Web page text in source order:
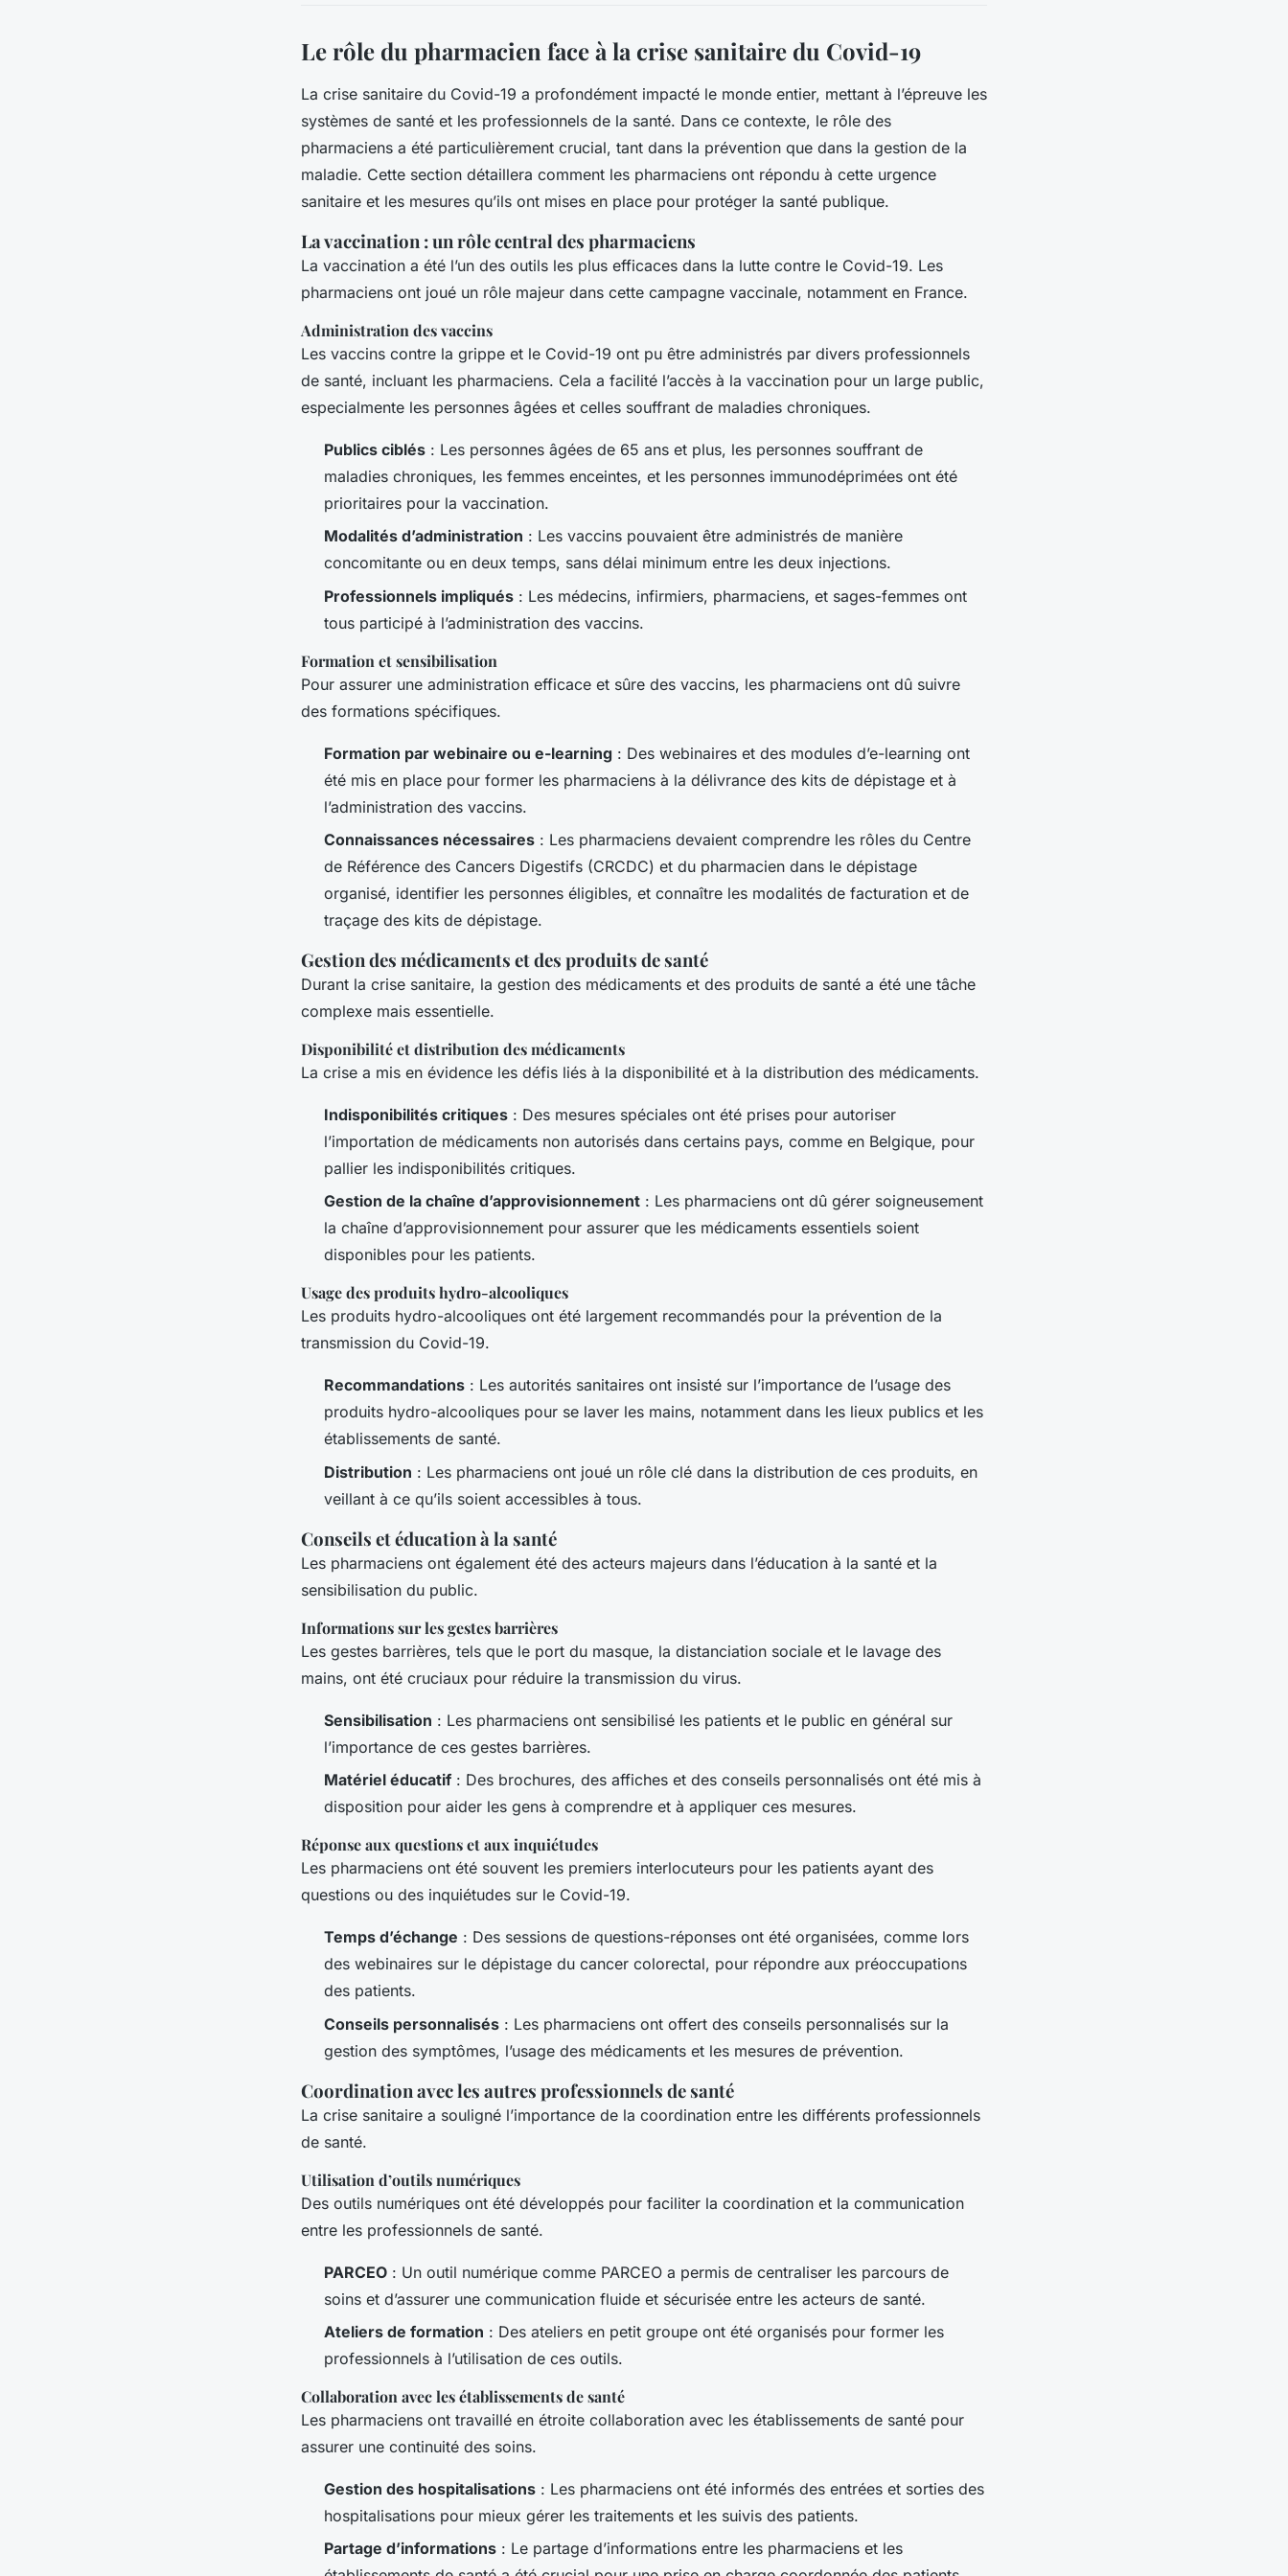
Le rôle du pharmacien face à la crise sanitaire du Covid-19
La crise sanitaire du Covid-19 a profondément impacté le monde entier, mettant à l’épreuve les
systèmes de santé et les professionnels de la santé. Dans ce contexte, le rôle des
pharmaciens a été particulièrement crucial, tant dans la prévention que dans la gestion de la
maladie. Cette section détaillera comment les pharmaciens ont répondu à cette urgence
sanitaire et les mesures qu’ils ont mises en place pour protéger la santé publique.
La vaccination : un rôle central des pharmaciens
La vaccination a été l’un des outils les plus efficaces dans la lutte contre le Covid-19. Les
pharmaciens ont joué un rôle majeur dans cette campagne vaccinale, notamment en France.
Administration des vaccins
Les vaccins contre la grippe et le Covid-19 ont pu être administrés par divers professionnels
de santé, incluant les pharmaciens. Cela a facilité l’accès à la vaccination pour un large public,
especialmente les personnes âgées et celles souffrant de maladies chroniques.
Publics ciblés : Les personnes âgées de 65 ans et plus, les personnes souffrant de
maladies chroniques, les femmes enceintes, et les personnes immunodéprimées ont été
prioritaires pour la vaccination.
Modalités d’administration : Les vaccins pouvaient être administrés de manière
concomitante ou en deux temps, sans délai minimum entre les deux injections.
Professionnels impliqués : Les médecins, infirmiers, pharmaciens, et sages-femmes ont
tous participé à l’administration des vaccins.
Formation et sensibilisation
Pour assurer une administration efficace et sûre des vaccins, les pharmaciens ont dû suivre
des formations spécifiques.
Formation par webinaire ou e-learning : Des webinaires et des modules d’e-learning ont
été mis en place pour former les pharmaciens à la délivrance des kits de dépistage et à
l’administration des vaccins.
Connaissances nécessaires : Les pharmaciens devaient comprendre les rôles du Centre
de Référence des Cancers Digestifs (CRCDC) et du pharmacien dans le dépistage
organisé, identifier les personnes éligibles, et connaître les modalités de facturation et de
traçage des kits de dépistage.
Gestion des médicaments et des produits de santé
Durant la crise sanitaire, la gestion des médicaments et des produits de santé a été une tâche
complexe mais essentielle.
Disponibilité et distribution des médicaments
La crise a mis en évidence les défis liés à la disponibilité et à la distribution des médicaments.
Indisponibilités critiques : Des mesures spéciales ont été prises pour autoriser
l’importation de médicaments non autorisés dans certains pays, comme en Belgique, pour
pallier les indisponibilités critiques.
Gestion de la chaîne d’approvisionnement : Les pharmaciens ont dû gérer soigneusement
la chaîne d’approvisionnement pour assurer que les médicaments essentiels soient
disponibles pour les patients.
Usage des produits hydro-alcooliques
Les produits hydro-alcooliques ont été largement recommandés pour la prévention de la
transmission du Covid-19.
Recommandations : Les autorités sanitaires ont insisté sur l’importance de l’usage des
produits hydro-alcooliques pour se laver les mains, notamment dans les lieux publics et les
établissements de santé.
Distribution : Les pharmaciens ont joué un rôle clé dans la distribution de ces produits, en
veillant à ce qu’ils soient accessibles à tous.
Conseils et éducation à la santé
Les pharmaciens ont également été des acteurs majeurs dans l’éducation à la santé et la
sensibilisation du public.
Informations sur les gestes barrières
Les gestes barrières, tels que le port du masque, la distanciation sociale et le lavage des
mains, ont été cruciaux pour réduire la transmission du virus.
Sensibilisation : Les pharmaciens ont sensibilisé les patients et le public en général sur
l’importance de ces gestes barrières.
Matériel éducatif : Des brochures, des affiches et des conseils personnalisés ont été mis à
disposition pour aider les gens à comprendre et à appliquer ces mesures.
Réponse aux questions et aux inquiétudes
Les pharmaciens ont été souvent les premiers interlocuteurs pour les patients ayant des
questions ou des inquiétudes sur le Covid-19.
Temps d’échange : Des sessions de questions-réponses ont été organisées, comme lors
des webinaires sur le dépistage du cancer colorectal, pour répondre aux préoccupations
des patients.
Conseils personnalisés : Les pharmaciens ont offert des conseils personnalisés sur la
gestion des symptômes, l’usage des médicaments et les mesures de prévention.
Coordination avec les autres professionnels de santé
La crise sanitaire a souligné l’importance de la coordination entre les différents professionnels
de santé.
Utilisation d’outils numériques
Des outils numériques ont été développés pour faciliter la coordination et la communication
entre les professionnels de santé.
PARCEO : Un outil numérique comme PARCEO a permis de centraliser les parcours de
soins et d’assurer une communication fluide et sécurisée entre les acteurs de santé.
Ateliers de formation : Des ateliers en petit groupe ont été organisés pour former les
professionnels à l’utilisation de ces outils.
Collaboration avec les établissements de santé
Les pharmaciens ont travaillé en étroite collaboration avec les établissements de santé pour
assurer une continuité des soins.
Gestion des hospitalisations : Les pharmaciens ont été informés des entrées et sorties des
hospitalisations pour mieux gérer les traitements et les suivis des patients.
Partage d’informations : Le partage d’informations entre les pharmaciens et les